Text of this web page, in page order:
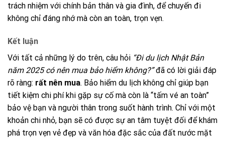
trách nhiệm với chính bản thân và gia đình, để chuyến đi
không chỉ đáng nhớ mà còn an toàn, trọn vẹn.
Kết luận
Với tất cả những lý do trên, câu hỏi “Đi du lịch Nhật Bản
năm 2025 có nên mua bảo hiểm không?”đã có lời giải đáp
rõ ràng: rất nên mua. Bảo hiểm du lịch không chỉ giúp bạn
tiết kiệm chi phí khi gặp sự cố mà còn là “tấm vé an toàn”
bảo vệ bạn và người thân trong suốt hành trình. Chỉ với một
khoản chi nhỏ, bạn sẽ có được sự an tâm tuyệt đối để khám
phá trọn vẹn vẻ đẹp và văn hóa đặc sắc của đất nước mặt